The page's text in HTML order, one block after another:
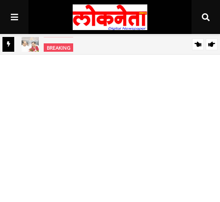
अहिल्यानगर राज्यात सर्वाधिक थंड..!
BREAKING